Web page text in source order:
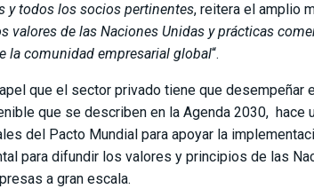
y todos los socios pertinentes, reitera el amplio
valores de las Naciones Unidas y prácticas
la comunidad empresarial global“.
que el sector privado tiene que desempeñar
que se describen en la Agenda 2030, hace
del Pacto Mundial para apoyar la
para difundir los valores y principios de las
a gran escala.